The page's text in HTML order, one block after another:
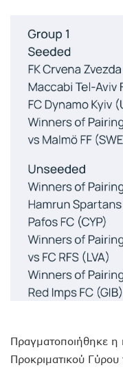
Πραγματοποιήθηκε
Προκριματικού